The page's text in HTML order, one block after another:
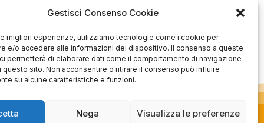
Gestisci Consenso Cookie
migliori esperienze, utilizziamo tecnologie come i cookie per
e/o accedere alle informazioni del dispositivo. Il consenso a queste
permetterà di elaborare dati come il comportamento di navigazione
questo sito. Non acconsentire o ritirare il consenso può influire
su alcune caratteristiche e funzioni.
Nega Visualizza le preferenze
del venditore
della tua bella
e della fiducia. Siamo
del negozio.
0
questo mese
Commento del venditore
Ci rende molto felici vedere la tua
fantastica recensione! Lavoriamo
esserci riusciti. Speriamo che
questo mese